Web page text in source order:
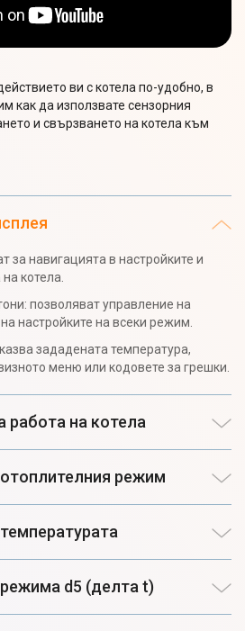
ви с котела по-удобно, в
как да използвате сензорния
и свързването на котела към
за навигацията в настройките и
котела.
позволяват управление на
настройките на всеки режим.
зададената температура,
меню или кодовете за грешки.
работа на котела
режим
d5 (делта t)